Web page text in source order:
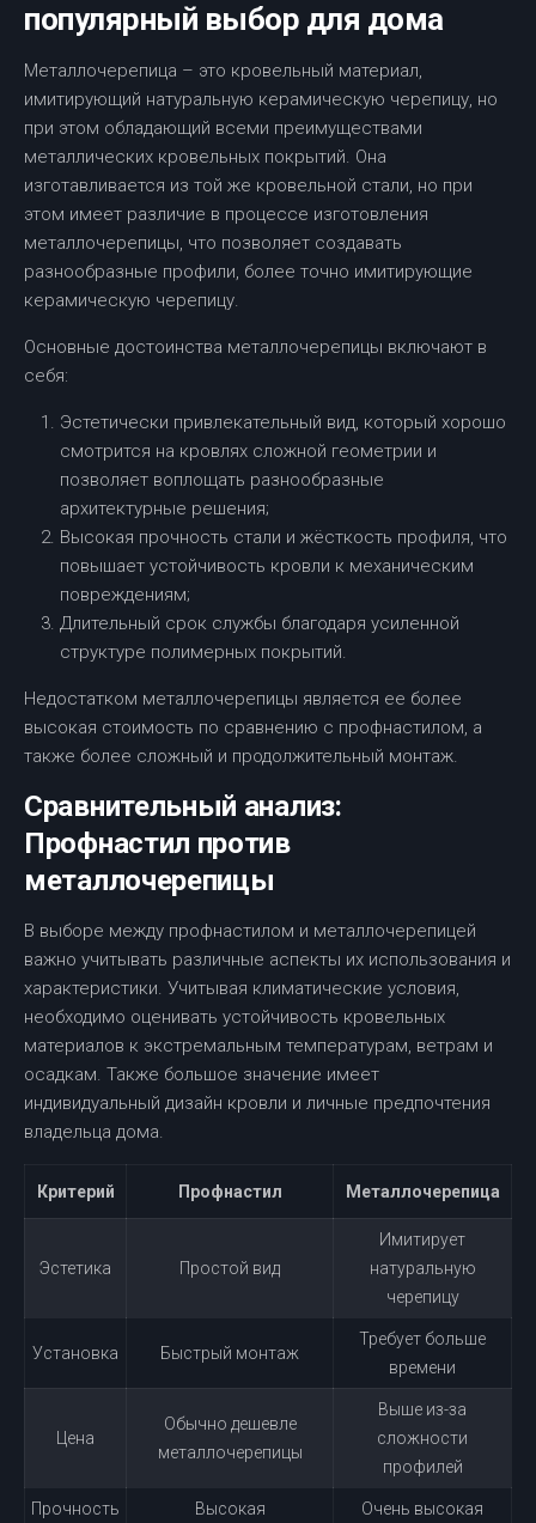
популярный выбор для дома
Металлочерепица – это кровельный материал,
имитирующий натуральную керамическую черепицу, но
при этом обладающий всеми преимуществами
металлических кровельных покрытий. Она
изготавливается из той же кровельной стали, но при
этом имеет различие в процессе изготовления
металлочерепицы, что позволяет создавать
разнообразные профили, более точно имитирующие
керамическую черепицу.
Основные достоинства металлочерепицы включают в
себя:
Эстетически привлекательный вид, который хорошо
смотрится на кровлях сложной геометрии и
позволяет воплощать разнообразные
архитектурные решения;
Высокая прочность стали и жёсткость профиля, что
повышает устойчивость кровли к механическим
повреждениям;
Длительный срок службы благодаря усиленной
структуре полимерных покрытий.
Недостатком металлочерепицы является ее более
высокая стоимость по сравнению с профнастилом, а
также более сложный и продолжительный монтаж.
Сравнительный анализ:
Профнастил против
металлочерепицы
В выборе между профнастилом и металлочерепицей
важно учитывать различные аспекты их использования и
характеристики. Учитывая климатические условия,
необходимо оценивать устойчивость кровельных
материалов к экстремальным температурам, ветрам и
осадкам. Также большое значение имеет
индивидуальный дизайн кровли и личные предпочтения
владельца дома.
Критерий Профнастил Металлочерепица
Эстетика Простой вид
Имитирует
натуральную
черепицу
Установка Быстрый монтаж
Требует больше
времени
Цена
Обычно дешевле
металлочерепицы
Выше из-за
сложности
профилей
Прочность Высокая Очень высокая